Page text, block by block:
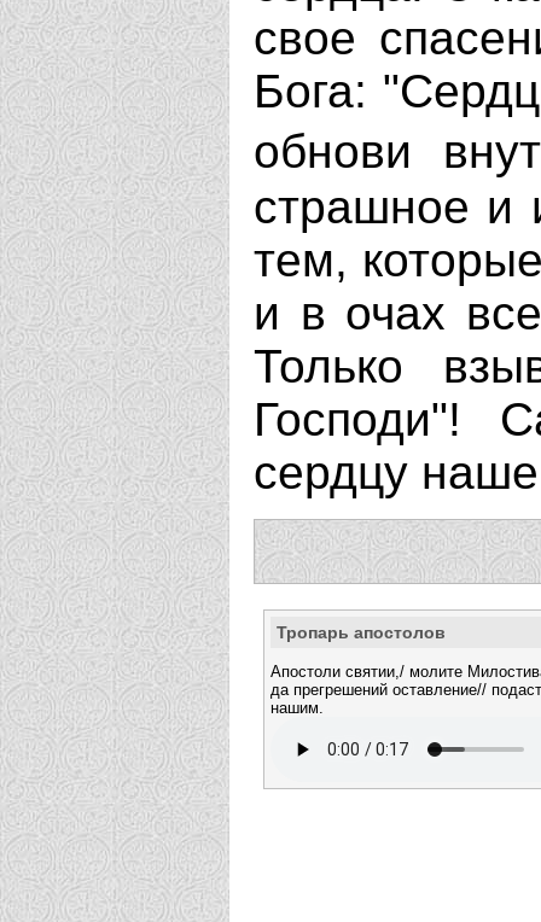
свое
Бога:
обнови
страшное и
тем,
и в очах
Только
Господи"!
сердцу
Тропарь апостолов
Апостоли святии,/ молите
да прегрешений оставление//
нашим.